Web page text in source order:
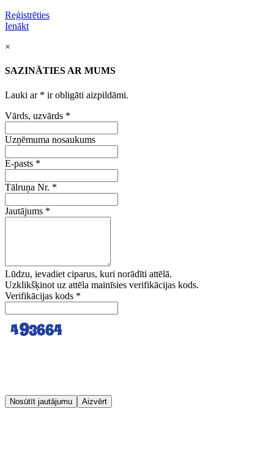
Reģistrēties
Ienākt
×
SAZINĀTIES AR MUMS
Lauki ar * ir obligāti aizpildāmi.
Vārds, uzvārds *
Uzņēmuma nosaukums
E-pasts *
Tālruņa Nr. *
Jautājums *
Lūdzu, ievadiet ciparus, kuri norādīti attēlā.
Uzklikšķinot uz attēla mainīsies verifikācijas kods.
Verifikācijas kods *
Nosūtīt jautājumu Aizvērt